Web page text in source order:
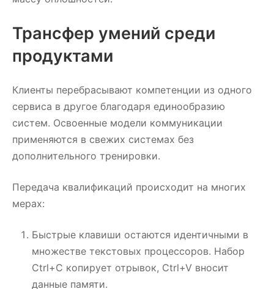
Трансфер умений среди
продуктами
Клиенты перебрасывают компетенции из одного
сервиса в другое благодаря единообразию
систем. Освоенные модели коммуникации
применяются в свежих системах без
дополнительного тренировки.
Передача квалификаций происходит на многих
мерах:
Быстрые клавиши остаются идентичными в
множестве текстовых процессоров. Набор
Ctrl+C копирует отрывок, Ctrl+V вносит
данные памяти.